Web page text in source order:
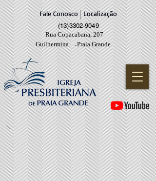
Fale Conosco Localização
(13)3302-9049
Rua Copacabana, 207
Guilhermina
Praia Grande
-